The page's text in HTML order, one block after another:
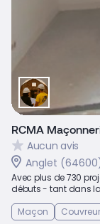
RCMA
Aucun avis
Anglet
Avec plus de 730
débuts - tant dans
Maçon
Couvreur